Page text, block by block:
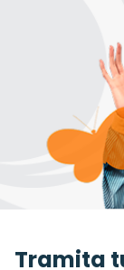
Tramita